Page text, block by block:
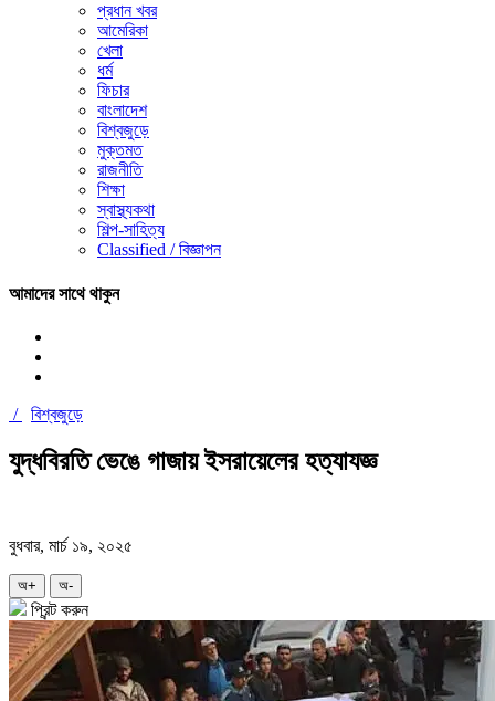
প্রধান খবর
আমেরিকা
খেলা
ধর্ম
ফিচার
বাংলাদেশ
বিশ্বজুড়ে
মুক্তমত
রাজনীতি
শিক্ষা
স্বাস্থ্যকথা
শিল্প-সাহিত্য
Classified / বিজ্ঞাপন
আমাদের সাথে থাকুন
/ বিশ্বজুড়ে
যুদ্ধবিরতি ভেঙে গাজায় ইসরায়েলের হত্যাযজ্ঞ
বুধবার, মার্চ ১৯, ২০২৫
অ+ অ-
প্রিন্ট করুন